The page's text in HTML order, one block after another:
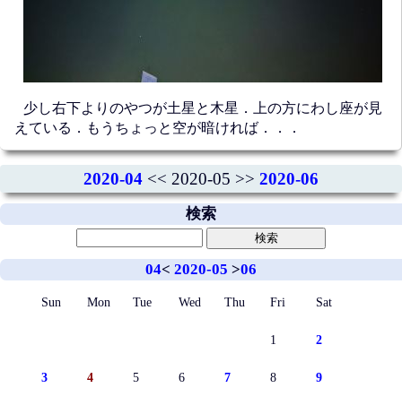
少し右下よりのやつが土星と木星．上の方にわし座が見
えている．もうちょっと空が暗ければ．．．
2020-04 << 2020-05 >> 2020-06
検索
04< 2020-05 >06
Sun Mon Tue Wed Thu Fri Sat
1 2
3 4 5 6 7 8 9